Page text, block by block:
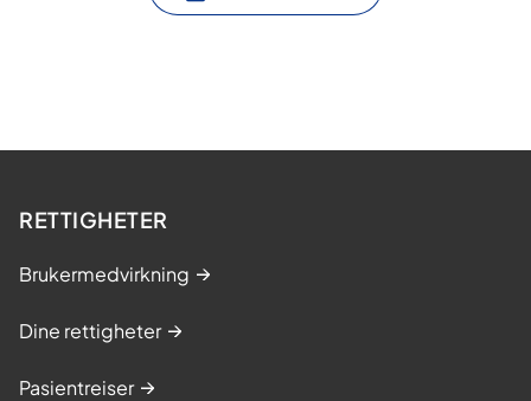
RETTIGHETER
Brukermedvirkning
Dine rettigheter
Pasientreiser